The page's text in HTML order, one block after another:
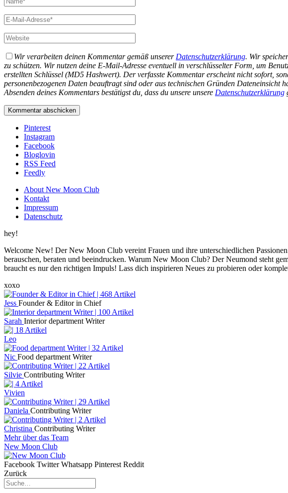
Wir verarbeiten deinen Kommentar gemäß unserer Datenschutzerklärung. Wir
zu schützen. Wir nutzen deine E-Mail-Adresse eventuell in verschlüsselter Form, um
erstellten Schlüssel (MD5 Hashwert). Der verfasste Kommentar erscheint nicht sofort,
personenbezogenen Daten beauftragt sind oder aus technischen Gründen
Absenden deines Kommentars bestätigst du, dass du unsere unsere Datenschutzerklärung
Pinterest
Instagram
Facebook
Bloglovin
RSS Feed
Feedly
About New Moon Club
Kontakt
Impressum
Datenschutz
hey!
Welcome New! Der New Moon Club vereint Frauen und ihre unterschiedlichen
berauschen, beraten und beeindrucken. Warum New Moon Club? Der Neumond steht
braucht es nur den richtigen Impuls! Lass dich inspirieren Neues zu probieren oder
xoxo
Jess Founder & Editor in Chief
Sarah Interior department Writer
Leo
Nic Food department Writer
Silvie Contributing Writer
Vivien
Daniela Contributing Writer
Christina Contributing Writer
Mehr über das Team
New Moon Club
Facebook Twitter Whatsapp Pinterest Reddit
Zurück